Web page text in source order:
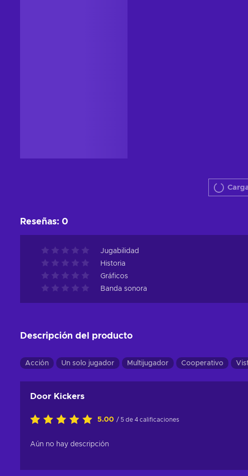
Reseñas: 0
Jugabilidad
Historia
Gráficos
Banda sonora
Descripción del producto
Acción Un solo jugador Multijugador Cooperativo
Door Kickers
5.00 / 5 de 4 calificaciones
Aún no hay descripción